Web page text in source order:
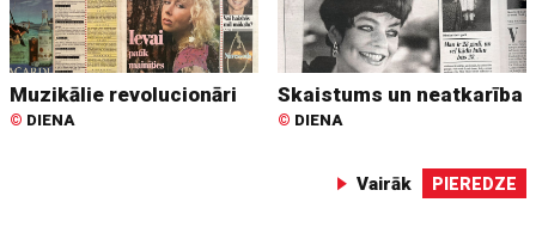
Muzikālie revolucionāri
© DIENA
Skaistums un neatkarība
© DIENA
Vairāk PIEREDZE